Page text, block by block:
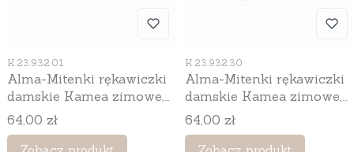
Kod produktu
K.23.932.01
Alma-Mitenki rękawiczki
damskie Kamea zimowe,
bez palców, kolor biały
Cena
64,00 zł
Kod produktu
K.23.932.30
Alma-Mitenki rękawiczki
damskie Kamea zimowe,
bez palców, kolor fuksja
Cena
64,00 zł